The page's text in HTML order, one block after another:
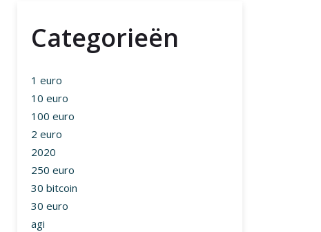
Categorieën
1 euro
10 euro
100 euro
2 euro
2020
250 euro
30 bitcoin
30 euro
agi